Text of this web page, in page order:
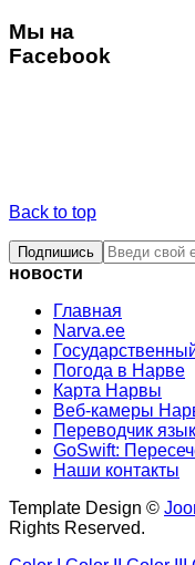
Мы на
Facebook
Back to top
новости
Главная
Narva.ee
Погода в Нарве
Карта Нарвы
Веб-камеры
Переводчик
GoSwift:
Наши контакты
Template Design ©
Rights Reserved.